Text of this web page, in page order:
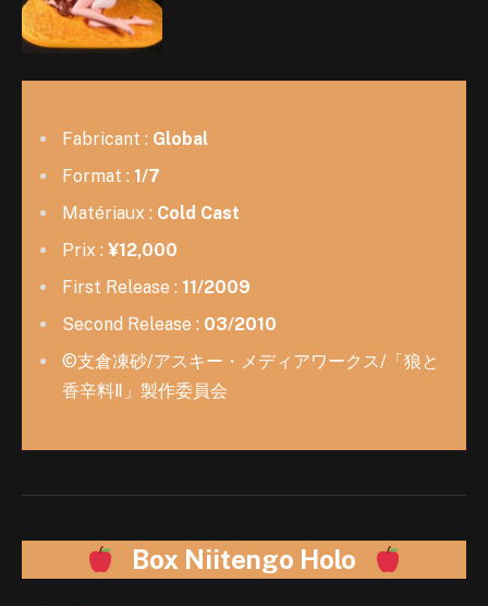
Fabricant : Global
Format : 1/7
Matériaux : Cold Cast
Prix : ¥12,000
First Release : 11/2009
Second Release : 03/2010
©支倉凍砂/アスキー・メディアワークス/「狼と
香辛料Ⅱ」製作委員会
Box Niitengo Holo